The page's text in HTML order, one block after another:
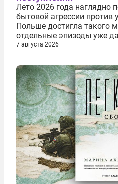
Лето 2026 года наглядно
бытовой агрессии против
Польше достигла такого
отдельные эпизоды уже
случайными. Поляки,
буквально теряют
украинским беженцам, и
по-своему...
7 августа 2026